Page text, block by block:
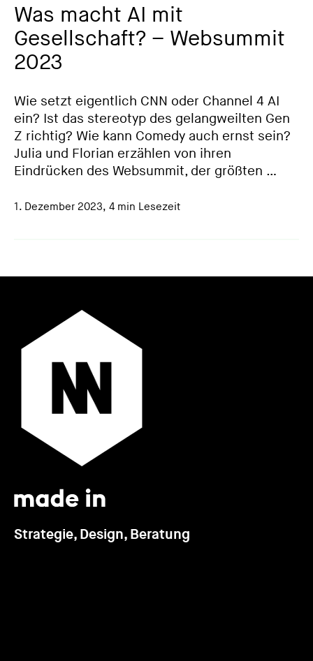
Was macht AI mit
Gesellschaft? – Websummit
2023
Wie setzt eigentlich CNN oder Channel 4 AI
ein? Ist das stereotyp des gelangweilten Gen
Z richtig? Wie kann Comedy auch ernst sein?
Julia und Florian erzählen von ihren
Eindrücken des Websummit, der größten …
1. Dezember 2023, 4 min Lesezeit
Strategie, Design, Beratung